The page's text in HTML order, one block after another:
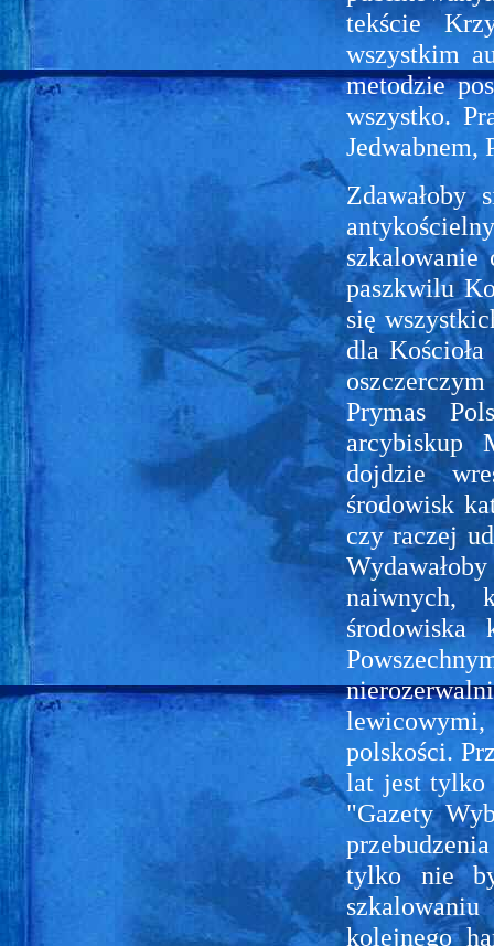
tekście
wszystkim
metodzie
wszystko.
Jedwabnem,
Zdawałoby
szkalowanie
paszkwilu
się
dla
Prymas
arcybiskup
dojdzie
środowisk
czy raczej
naiwnych,
środowiska
lewicowymi,
polskości.
lat jest tylko
"Gazety
tylko nie
kolejnego